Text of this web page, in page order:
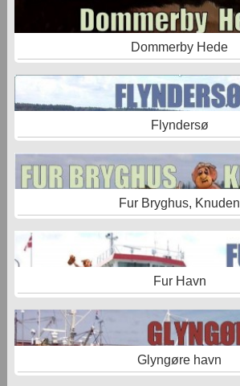
Dommerby Hede
Flyndersø
Fur Bryghus, Knuden
Fur Havn
Glyngøre havn